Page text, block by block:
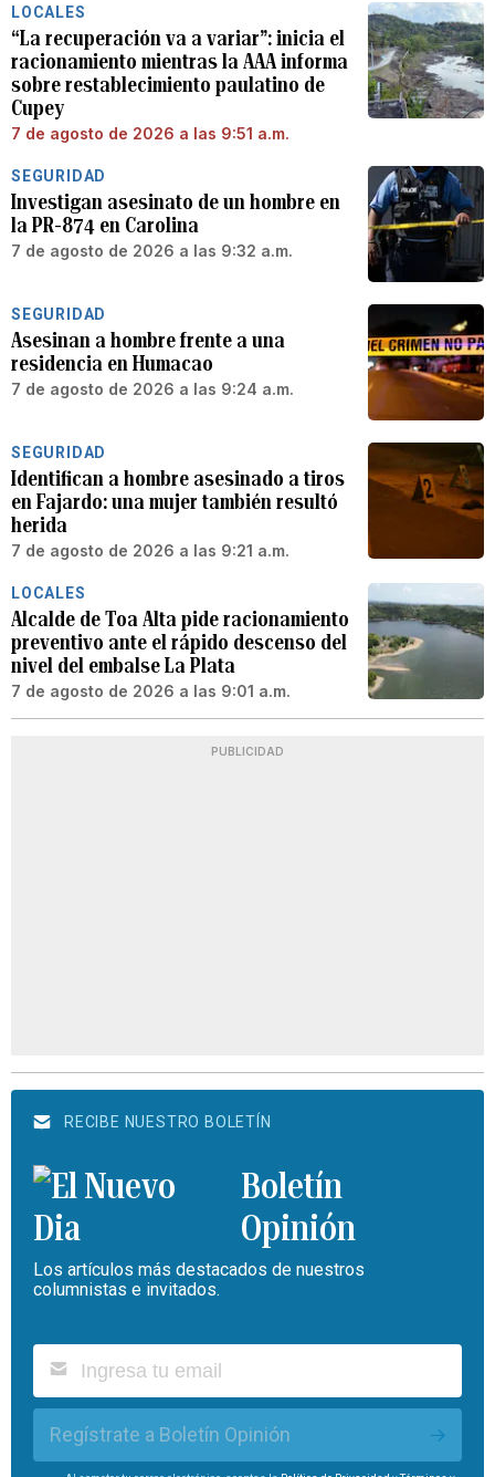
LOCALES
“La recuperación va a variar”: inicia el
racionamiento mientras la AAA informa
sobre restablecimiento paulatino de
Cupey
7 de agosto de 2026 a las 9:51 a.m.
SEGURIDAD
Investigan asesinato de un hombre en
la PR-874 en Carolina
7 de agosto de 2026 a las 9:32 a.m.
SEGURIDAD
Asesinan a hombre frente a una
residencia en Humacao
7 de agosto de 2026 a las 9:24 a.m.
SEGURIDAD
Identifican a hombre asesinado a tiros
en Fajardo: una mujer también resultó
herida
7 de agosto de 2026 a las 9:21 a.m.
LOCALES
Alcalde de Toa Alta pide racionamiento
preventivo ante el rápido descenso del
nivel del embalse La Plata
7 de agosto de 2026 a las 9:01 a.m.
PUBLICIDAD
RECIBE NUESTRO BOLETÍN
Boletín
Opinión
Los artículos más destacados de nuestros
columnistas e invitados.
Regístrate a Boletín Opinión